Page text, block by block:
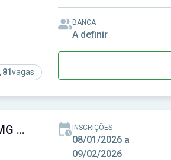
81vagas
BANCA
A definir
Prefeitura de Juvenília - MG - Prefeitura Municipal de Juvenília - MG INSCRIÇÕES
08/01/2026 a
09/02/2026